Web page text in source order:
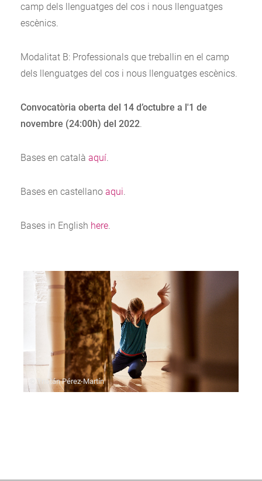
camp dels llenguatges del cos i nous llenguatges
escènics.
Modalitat B: Professionals que treballin en el camp
dels llenguatges del cos i nous llenguatges escènics.
Convocatòria oberta del 14 d’octubre a l'1 de
novembre (24:00h) del 2022
Bases en català aquí
Bases en castellano aqui
Bases in English here
© Tristán Pérez-Martín